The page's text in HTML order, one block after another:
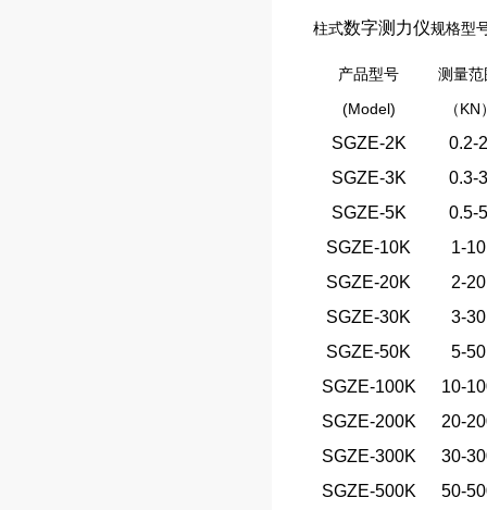
柱式数字测力仪规格型
产品型号
(Model)
测量范
（ KN
SGZE-2K
0.2-2
SGZE-3K
0.3-3
SGZE-5K
0.5-5
SGZE-10K
1-10
SGZE-20K
2-20
SGZE-30K
3-30
SGZE-50K
5-50
SGZE-100K
10-
SGZE-200K
20-
SGZE-300K
30-
SGZE-500K
50-